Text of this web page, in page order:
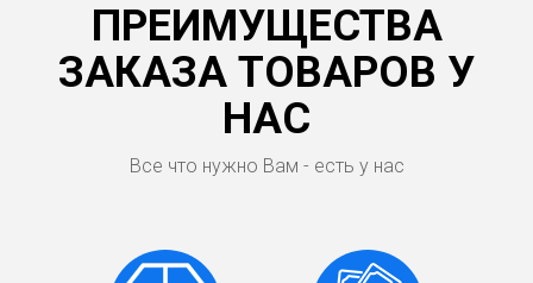
ПРЕИМУЩЕСТВА
ЗАКАЗА ТОВАРОВ У
НАС
Все что нужно Вам - есть у нас